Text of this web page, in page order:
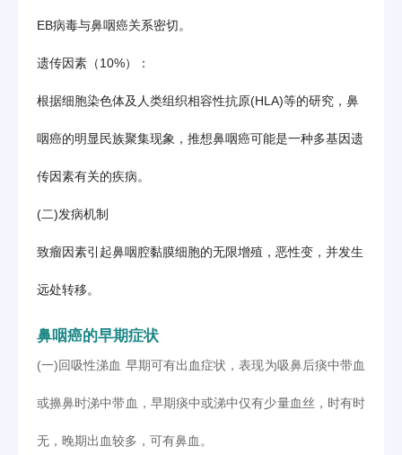
EB病毒与鼻咽癌关系密切。
遗传因素（10%）：
根据细胞染色体及人类组织相容性抗原(HLA)等的研究，鼻
咽癌的明显民族聚集现象，推想鼻咽癌可能是一种多基因遗
传因素有关的疾病。
(二)发病机制
致瘤因素引起鼻咽腔黏膜细胞的无限增殖，恶性变，并发生
远处转移。
鼻咽癌的早期症状
(一)回吸性涕血 早期可有出血症状，表现为吸鼻后痰中带血
或擤鼻时涕中带血，早期痰中或涕中仅有少量血丝，时有时
无，晚期出血较多，可有鼻血。